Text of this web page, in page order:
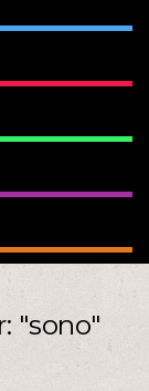
"sono"